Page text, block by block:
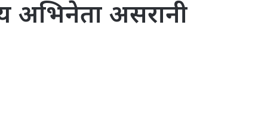
अभिनेता असरानी